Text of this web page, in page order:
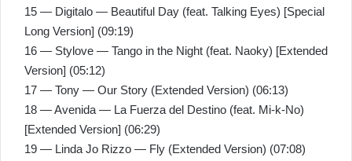
15 — Digitalo — Beautiful Day (feat. Talking Eyes) [Special
Long Version] (09:19)
16 — Stylove — Tango in the Night (feat. Naoky) [Extended
Version] (05:12)
17 — Tony — Our Story (Extended Version) (06:13)
18 — Avenida — La Fuerza del Destino (feat. Mi-k-No)
[Extended Version] (06:29)
19 — Linda Jo Rizzo — Fly (Extended Version) (07:08)